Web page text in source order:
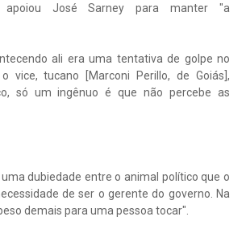
José Sarney para manter "a
ali era uma tentativa de golpe no
vice, tucano [Marconi Perillo, de Goiás],
só um ingênuo é que não percebe as
uma dubiedade entre o animal político que o
de ser o gerente do governo. Na
demais para uma pessoa tocar".